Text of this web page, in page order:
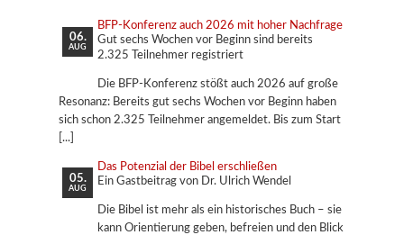
06.
AUG
BFP-Konferenz auch 2026 mit hoher Nachfrage
Gut sechs Wochen vor Beginn sind bereits
2.325 Teilnehmer registriert
Die BFP-Konferenz stößt auch 2026 auf große
Resonanz: Bereits gut sechs Wochen vor Beginn haben
sich schon 2.325 Teilnehmer angemeldet. Bis zum Start
05.
AUG
Das Potenzial der Bibel erschließen
Ein Gastbeitrag von Dr. Ulrich Wendel
Die Bibel ist mehr als ein historisches Buch – sie
kann Orientierung geben, befreien und den Blick